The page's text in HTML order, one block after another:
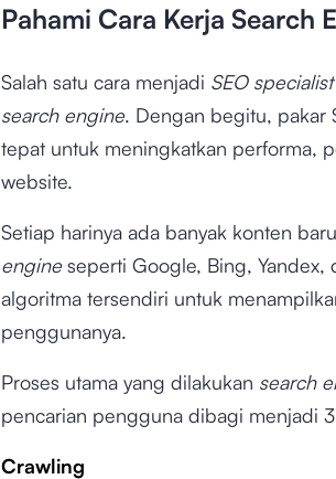
Pahami Cara Kerja Search
Salah satu cara menjadi SEO specialist
search engine. Dengan begitu, pakar
tepat untuk meningkatkan performa,
website.
Setiap harinya ada banyak konten
engineseperti Google, Bing, Yandex,
algoritma tersendiri untuk
penggunanya.
Proses utama yang dilakukan search
pencarian pengguna dibagi menjadi
Crawling